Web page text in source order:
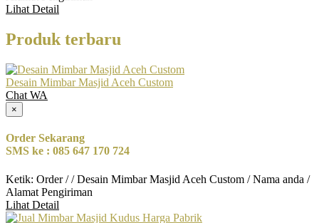
Lihat Detail
Produk terbaru
Desain Mimbar Masjid Aceh Custom
Chat WA
×
Order Sekarang
SMS ke : 085 647 170 724
Ketik: Order / / Desain Mimbar Masjid Aceh Custom / Nama anda /
Alamat Pengiriman
Lihat Detail